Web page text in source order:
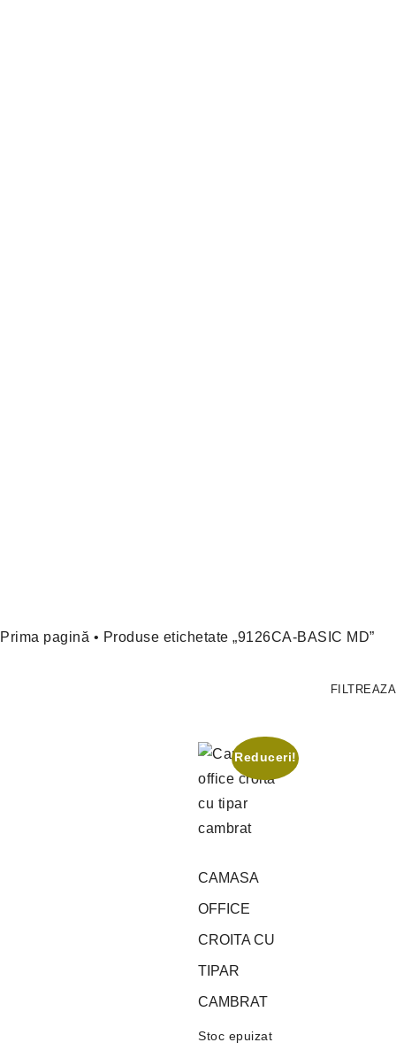
Prima pagină • Produse etichetate „9126CA-BASIC MD”
FILTREAZA
Reduceri!
CAMASA
OFFICE
CROITA CU
TIPAR
CAMBRAT
Stoc epuizat